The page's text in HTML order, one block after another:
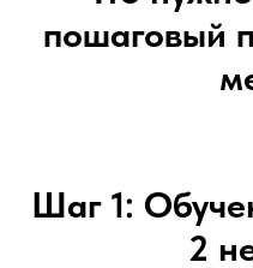
пошаговый
Шаг 1:
2